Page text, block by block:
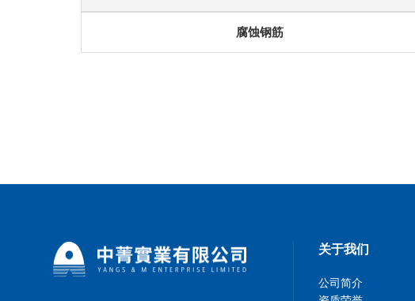
腐蚀钢筋
关于我们
公司简介